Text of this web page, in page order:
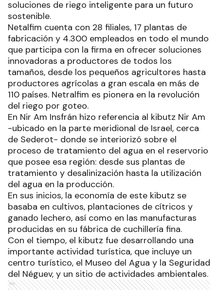
soluciones de riego inteligente para un futuro
sostenible.
Netalfim cuenta con 28 filiales, 17 plantas de
fabricación y 4.300 empleados en todo el mundo
que participa con la firma en ofrecer soluciones
innovadoras a productores de todos los
tamaños, desde los pequeños agricultores hasta
productores agrícolas a gran escala en más de
110 países. Netralfim es pionera en la revolución
del riego por goteo.
En Nir Am Insfrán hizo referencia al kibutz Nir Am
-ubicado en la parte meridional de Israel, cerca
de Sederot- donde se interiorizó sobre el
proceso de tratamiento del agua en el reservorio
que posee esa región: desde sus plantas de
tratamiento y desalinización hasta la utilización
del agua en la producción.
En sus inicios, la economía de este kibutz se
basaba en cultivos, plantaciones de cítricos y
ganado lechero, así como en las manufacturas
producidas en su fábrica de cuchillería fina.
Con el tiempo, el kibutz fue desarrollando una
importante actividad turística, que incluye un
centro turístico, el Museo del Agua y la Seguridad
del Néguev, y un sitio de actividades ambientales.
Ads